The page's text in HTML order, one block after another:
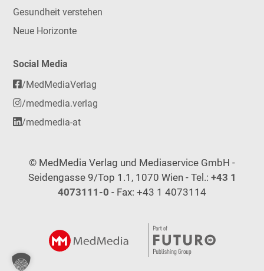
Gesundheit verstehen
Neue Horizonte
Social Media
/MedMediaVerlag
/medmedia.verlag
/medmedia-at
© MedMedia Verlag und Mediaservice GmbH -
Seidengasse 9/Top 1.1, 1070 Wien - Tel.: +43 1
4073111-0 - Fax: +43 1 4073114